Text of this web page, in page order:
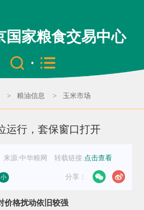
国家粮食交易中心
> 粮油信息 > 玉米市场
运行，套保窗口打开
来源:中华粮网 转载链接:点击查看
小 分享：
格扰动依旧较强